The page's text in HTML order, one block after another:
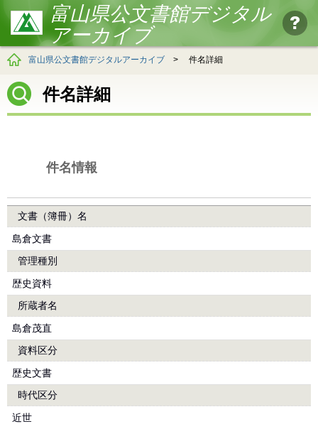
富山県公文書館デジタル
アーカイブ
富山県公文書館デジタルアーカイブ > 件名詳細
件名詳細
件名情報
文書（簿冊）名
島倉文書
管理種別
歴史資料
所蔵者名
島倉茂直
資料区分
歴史文書
時代区分
近世